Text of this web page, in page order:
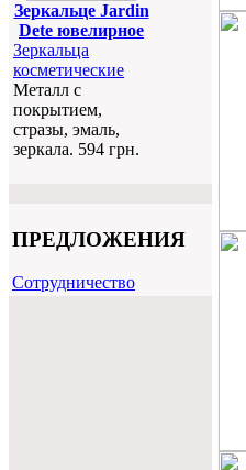
Зеркальце Jardin
Dete ювелирное
Зеркальца
косметические
Металл с
покрытием,
стразы, эмаль,
зеркала. 594 грн.
ПРЕДЛОЖЕНИЯ
Cотрудничество